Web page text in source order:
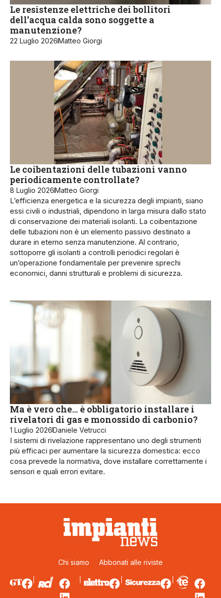
Le resistenze elettriche dei bollitori
dell’acqua calda sono soggette a
manutenzione?
22 Luglio 2026Matteo Giorgi
Le coibentazioni delle tubazioni vanno
periodicamente controllate?
8 Luglio 2026Matteo Giorgi
L’efficienza energetica e la sicurezza degli impianti, siano
essi civili o industriali, dipendono in larga misura dallo stato
di conservazione dei materiali isolanti. La coibentazione
delle tubazioni non è un elemento passivo destinato a
durare in eterno senza manutenzione. Al contrario,
sottoporre gli isolanti a controlli periodici regolari è
un’operazione fondamentale per prevenire sprechi
economici, danni strutturali e problemi di sicurezza.
Ma è vero che… è obbligatorio installare i
rivelatori di gas e monossido di carbonio?
1 Luglio 2026Daniele Vetrucci
I sistemi di rivelazione rappresentano uno degli strumenti
più efficaci per aumentare la sicurezza domestica: ecco
cosa prevede la normativa, dove installare correttamente i
sensori e quali errori evitare.
Chi siamo Abbonati alle riviste